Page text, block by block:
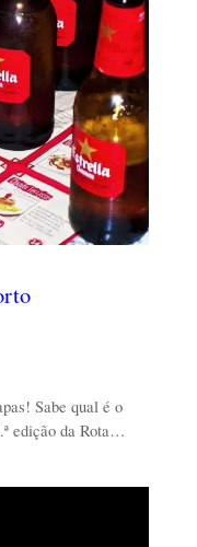
Sabe qual é o
edição da Rota…